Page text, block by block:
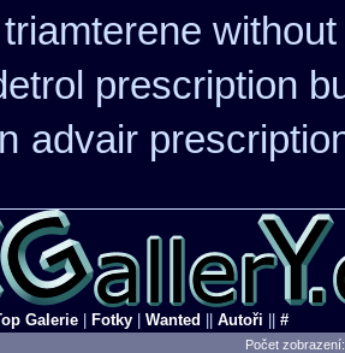
prescription
advair
Galerie Fotky Wanted Autoři #
Počet